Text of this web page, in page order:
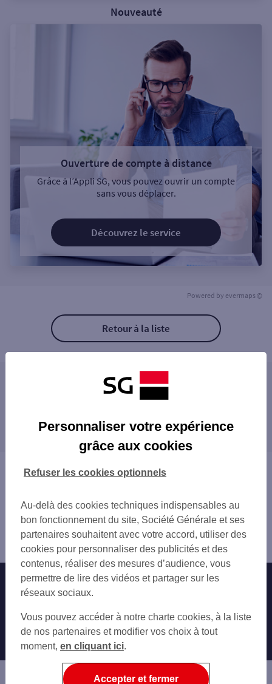
Nouveauté
Ouverture de compte à distance
Grâce à l’Appli SG, vous pouvez ouvrir un compte
sans vous déplacer.
Découvrez le service
Powered by evermaps ©
Retour à la liste
Les distributeurs/automates à proximité
BESANCON 81 RUE DE VESOUL
BESANCON 13 B AV DE MONTRAPON
BESANCON FLORE
BESANCON 121 RUE DE BELFORT
BESANCON 4 RUE GUSTAVE COURBET
CSO BESANCON
BESANCON 34 GDE RUE
BESANCON GRANDE RUE
BESANCON GRANVELLE
BESANCON 154 RUE DE BELFORT
BESANCON 22 RUE AUGUSTE JOUCHOUX
CHATILLON LE DUC ROUTE DE CHATILLON
BESANCON 11 CHEM DE PRABEY
BESANCON 14 RUE ANDRE BRETON
GARE SNCF BESANCON TGV
proximité
Vous êtes ici : Accueil
Besançon
Distributeur/automate BESANCON 6 RUE JEAN WYRSCH
Nos engagements Nous contacter
Autres sites SG
Professionnels
Entreprises
Associations
Personnaliser votre expérience
grâce aux cookies
Au-delà des cookies techniques indispensables au
bon fonctionnement du site, Société Générale et ses
partenaires souhaitent avec votre accord, utiliser des
cookies pour personnaliser des publicités et des
contenus, réaliser des mesures d’audience, vous
permettre de lire des vidéos et partager sur les
réseaux sociaux.
Vous pouvez accéder à notre charte cookies, à la liste
de nos partenaires et modifier vos choix à tout
moment, en cliquant ici.
Refuser les cookies optionnels
Accepter et fermer